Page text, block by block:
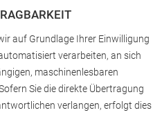
auf Grundlage Ihrer Einwilligung
verarbeiten, an sich
maschinenlesbaren
Sie die direkte Übertragung
verlangen, erfolgt dies